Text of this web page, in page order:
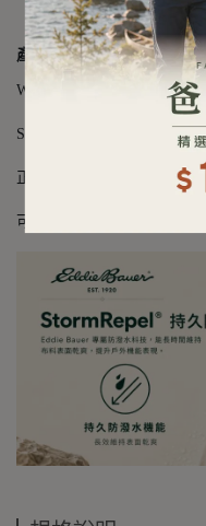
產品細節
WeatherEdge® 接縫密封防
StormRepel® DWR Pro 防
正面雙開式口袋（上方及側
可調整帽簷與袖口與腰身設計